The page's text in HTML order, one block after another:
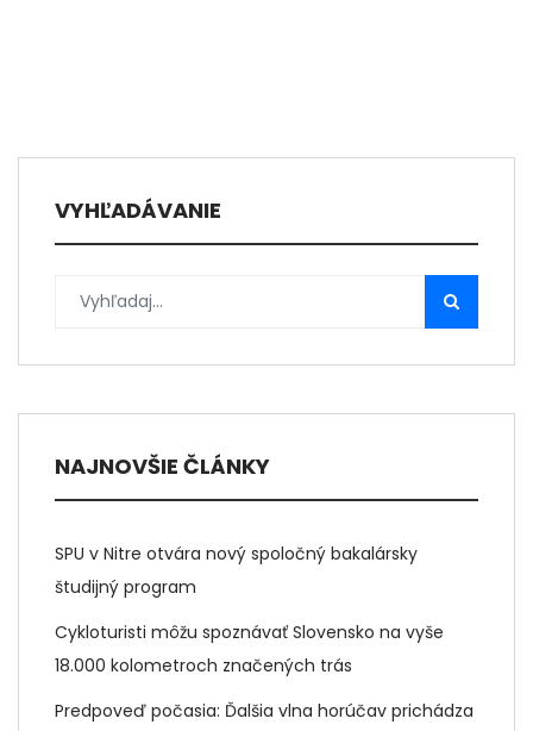
VYHĽADÁVANIE
NAJNOVŠIE ČLÁNKY
SPU v Nitre otvára nový spoločný bakalársky
študijný program
Cykloturisti môžu spoznávať Slovensko na vyše
18.000 kolometroch značených trás
Predpoveď počasia: Ďalšia vlna horúčav prichádza